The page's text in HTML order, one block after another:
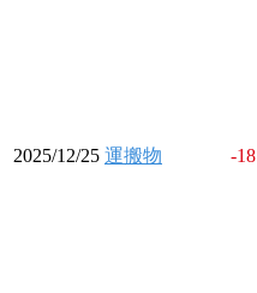
2025/12/25 運搬物 -18